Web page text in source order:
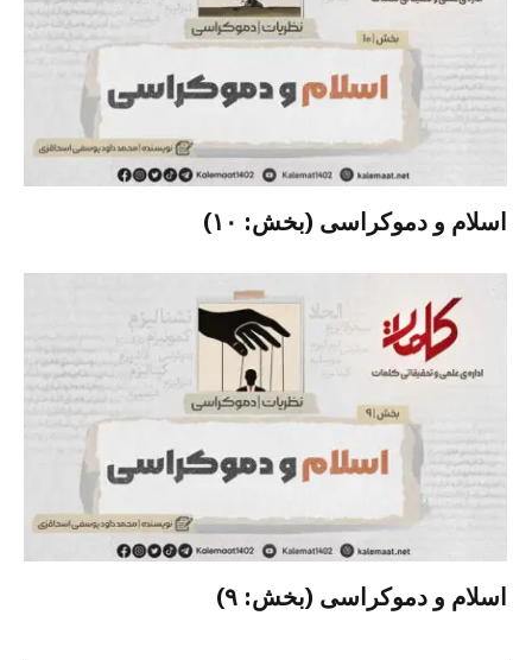
اسلام و دموکراسی (بخش: ۱۰)
اسلام و دموکراسی (بخش: ۹)